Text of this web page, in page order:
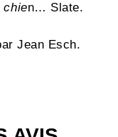
chien… Slate.
Jean Esch.